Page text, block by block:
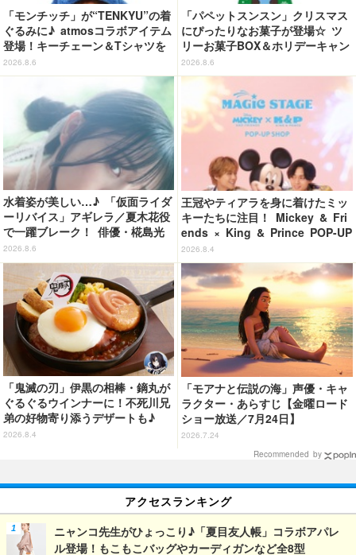
「モンチッチ」が“TENKYU”の着
ぐるみに♪ atmosコラボアイテム
登場！キーチェーン＆Tシャツを
展開
2026.8.6
「パペットスンスン」クリスマス
にぴったりなお菓子が登場☆ ツ
リーお菓子BOX＆ホリデーキャン
ディ
2026.8.6
水着姿が美しい…♪ 「仮面ライダ
ーリバイス」アギレラ／夏木花役
で一躍ブレーク！ 俳優・椛島光
の2nd写真集が予約開始
2026.8.6
王冠やティアラを身に着けたミッ
キーたちに注目！ Mickey & Fri
ends × King & Prince POP-UP
SHOP「MAGIC STAGE」に新商
品登場
2026.8.4
「鬼滅の刃」伊黒の相棒・鏑丸が
ぐるぐるウインナーに！不死川兄
弟の好物寄り添うデザートも♪
「ジョイフル」コラボ第3弾・第4
2026.8.4
「モアナと伝説の海」声優・キャ
ラクター・あらすじ【金曜ロード
ショー放送／7月24日】
2026.7.24
Recommended by
アクセスランキング
ニャンコ先生がひょっこり♪「夏目友人帳」コラボアパレ
ル登場！もこもこバッグやカーディガンなど全8型